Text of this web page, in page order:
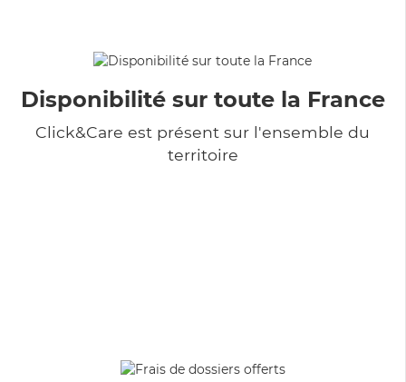
Disponibilité sur toute la France
Click&Care est présent sur l'ensemble du
territoire